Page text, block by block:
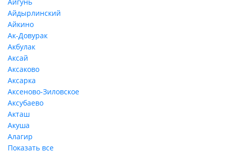
Айдырлинский
Айкино
Ак-Довурак
Акбулак
Аксай
Аксаково
Аксарка
Аксеново-Зиловское
Аксубаево
Акташ
Акуша
Алагир
Показать все